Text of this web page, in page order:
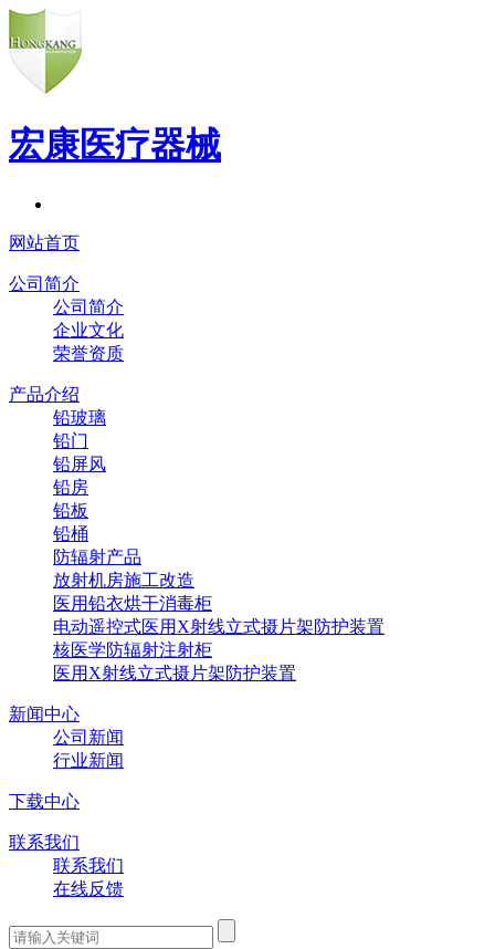
宏康医疗器械
网站首页
公司简介
公司简介
企业文化
荣誉资质
产品介绍
铅玻璃
铅门
铅屏风
铅房
铅板
铅桶
防辐射产品
放射机房施工改造
医用铅衣烘干消毒柜
电动遥控式医用X射线立式摄片架防护装置
核医学防辐射注射柜
医用X射线立式摄片架防护装置
新闻中心
公司新闻
行业新闻
下载中心
联系我们
联系我们
在线反馈